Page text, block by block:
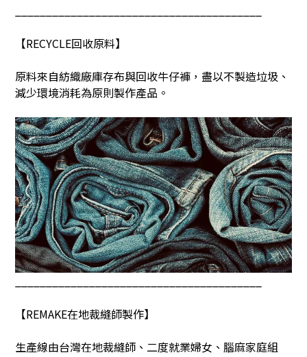
【RECYCLE回收原料】
原料來自紡織廠庫存布與回收牛仔褲，盡以不製造垃圾、
減少環境消耗為原則製作產品。
【REMAKE在地裁縫師製作】
生產線由台灣在地裁縫師、二度就業婦女、腦麻家庭組